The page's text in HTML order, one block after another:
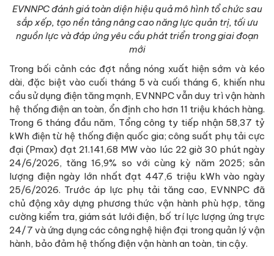
EVNNPC đánh giá toàn diện hiệu quả mô hình tổ chức sau
sắp xếp, tạo nền tảng nâng cao năng lực quản trị, tối ưu
nguồn lực và đáp ứng yêu cầu phát triển trong giai đoạn
mới
Trong bối cảnh các đợt nắng nóng xuất hiện sớm và kéo
dài, đặc biệt vào cuối tháng 5 và cuối tháng 6, khiến nhu
cầu sử dụng điện tăng mạnh, EVNNPC vẫn duy trì vận hành
hệ thống điện an toàn, ổn định cho hơn 11 triệu khách hàng.
Trong 6 tháng đầu năm, Tổng công ty tiếp nhận 58,37 tỷ
kWh điện từ hệ thống điện quốc gia; công suất phụ tải cực
đại (Pmax) đạt 21.141,68 MW vào lúc 22 giờ 30 phút ngày
24/6/2026, tăng 16,9% so với cùng kỳ năm 2025; sản
lượng điện ngày lớn nhất đạt 447,6 triệu kWh vào ngày
25/6/2026. Trước áp lực phụ tải tăng cao, EVNNPC đã
chủ động xây dựng phương thức vận hành phù hợp, tăng
cường kiểm tra, giám sát lưới điện, bố trí lực lượng ứng trực
24/7 và ứng dụng các công nghệ hiện đại trong quản lý vận
hành, bảo đảm hệ thống điện vận hành an toàn, tin cậy.